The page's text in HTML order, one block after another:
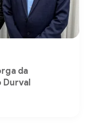
da
Durval